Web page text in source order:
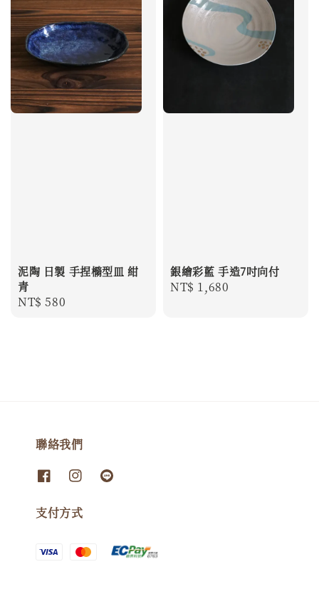
泥陶 日製 手捏橢型皿 紺
青
Regular
NT$ 580
銀繪彩藍 手造7吋向付
Regular
NT$ 1,680
聯絡我們
支付方式